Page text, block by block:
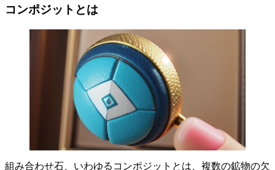
コンポジットとは
組み合わせ石 、いわゆるコンポジットとは、複数の鉱物の欠